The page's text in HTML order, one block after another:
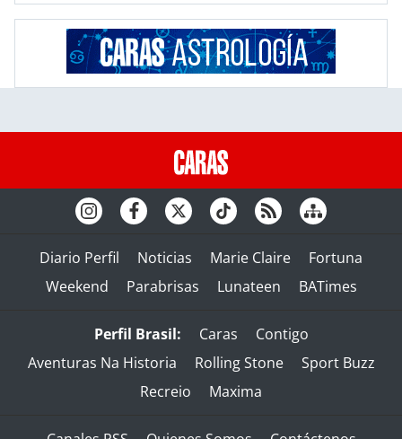
Diario Perfil Noticias Marie Claire
Fortuna
Weekend
Parabrisas Lunateen BATimes
Perfil Brasil: Caras
Contigo
Aventuras Na Historia
Rolling Stone
Sport Buzz
Recreio
Maxima